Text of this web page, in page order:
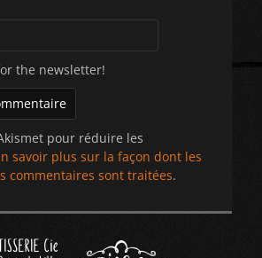
the newsletter!
pour réduire les
savoir plus sur la façon dont les
commentaires sont traitées.